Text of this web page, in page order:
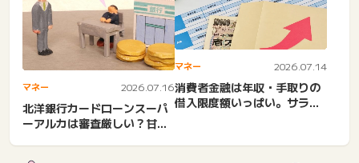
マネー 2026.07.16
北洋銀行カードローンスーパ
ーアルカは審査厳しい？甘
マネー 2026.07.14
消費者金融は年収・手取りの
借入限度額いっぱい。サラ